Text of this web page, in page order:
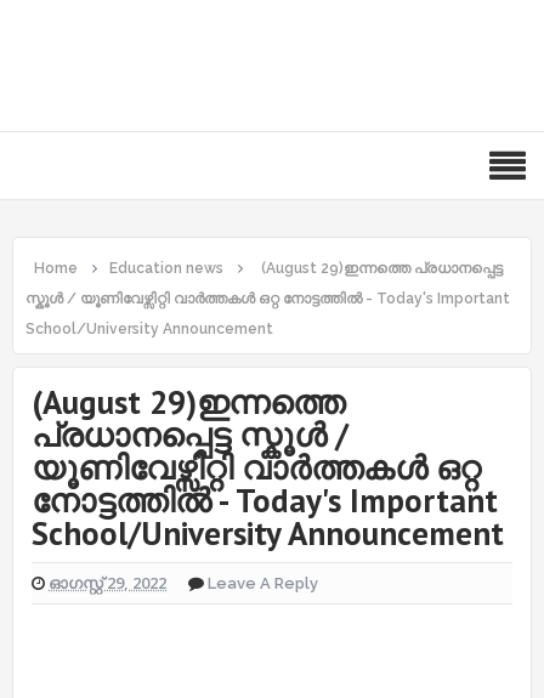
Home Education news
(August 29)ഇന്നത്തെ പ്രധാനപ്പെട്ട
സ്കൂൾ / യൂണിവേഴ്സിറ്റി വാർത്തകൾ ഒറ്റ നോട്ടത്തിൽ - Today's Important
School/University Announcement
(August 29)ഇന്നത്തെ
പ്രധാനപ്പെട്ട സ്കൂൾ /
യൂണിവേഴ്സിറ്റി വാർത്തകൾ ഒറ്റ
നോട്ടത്തിൽ - Today's Important
School/University Announcement
ഓഗസ്റ്റ് 29, 2022 Leave A Reply